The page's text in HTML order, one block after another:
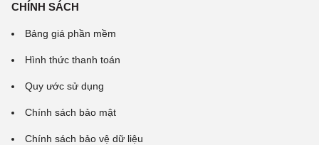
CHÍNH SÁCH
Bảng giá phần mềm
Hình thức thanh toán
Quy ước sử dụng
Chính sách bảo mật
Chính sách bảo vệ dữ liệu